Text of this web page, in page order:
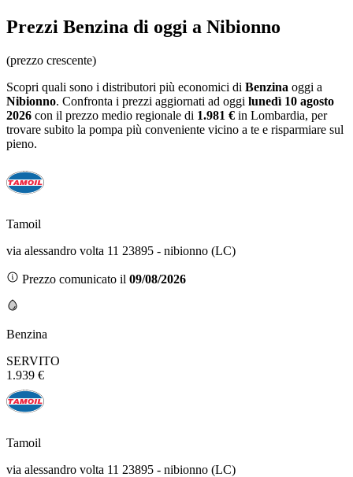
Prezzi Benzina di oggi a Nibionno
(prezzo crescente)
Scopri quali sono i distributori più economici di Benzina oggi a
Nibionno. Confronta i prezzi aggiornati ad oggi lunedì 10 agosto
2026 con il prezzo medio regionale di 1.981 € in Lombardia, per
trovare subito la pompa più conveniente vicino a te e risparmiare sul
pieno.
Tamoil
via alessandro volta 11 23895 - nibionno (LC)
Prezzo comunicato il 09/08/2026
Benzina
SERVITO
1.939 €
Tamoil
via alessandro volta 11 23895 - nibionno (LC)